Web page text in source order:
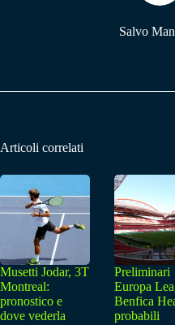
Salvo
Articoli correlati
Musetti Jodar, 3T
Montreal:
pronostico e
dove vederla
Preliminari
Europa
Benfica
probabili